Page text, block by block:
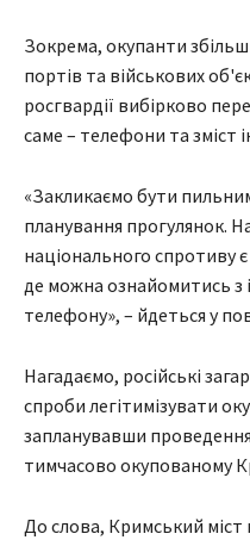
Зокрема, окупанти
портів та військових
росгвардії вибірково
саме – телефони та зміст
«Закликаємо бути
планування прогулянок.
національного спротиву
де можна ознайомитись з
телефону», – йдеться у
Нагадаємо, російські
спроби легітимізувати
запланувавши
тимчасово окупованому
До слова, Кримський міст